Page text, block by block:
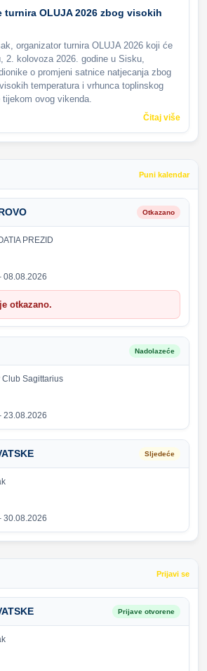
turnira OLUJA 2026 zbog visokih
organizator turnira OLUJA 2026 koji će
2. kolovoza 2026. godine u Sisku,
o promjeni satnice natjecanja zbog
temperatura i vrhunca toplinskog
ovog vikenda.
Čitaj više
Puni kalendar
Otkazano
PREZID
08.08.2026
otkazano.
Nadolazeće
Club Sagittarius
23.08.2026
Sljedeće
30.08.2026
Prijavi se
Prijave otvorene